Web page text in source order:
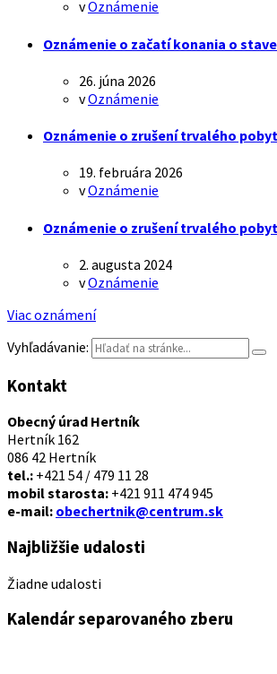
vOznámenie
Oznámenie o začatí konania o
26. júna 2026
vOznámenie
Oznámenie o zrušení trvalého
19. februára 2026
vOznámenie
Oznámenie o zrušení trvalého
2. augusta 2024
vOznámenie
Viac oznámení
Vyhľadávanie:
Kontakt
Obecný úrad Hertník
Hertník 162
086 42 Hertník
tel.: +421 54 / 479 11 28
mobil starosta: +421 911 474 945
e-mail: obechertnik@centrum.sk
Najbližšie udalosti
Žiadne udalosti
Kalendár separovaného zberu